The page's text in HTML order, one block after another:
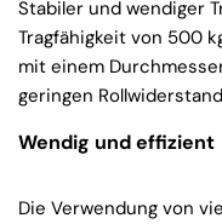
Stabiler und wendiger
Tragfähigkeit von 500
mit einem
geringen
Wendig und effizient
Die Verwendung von